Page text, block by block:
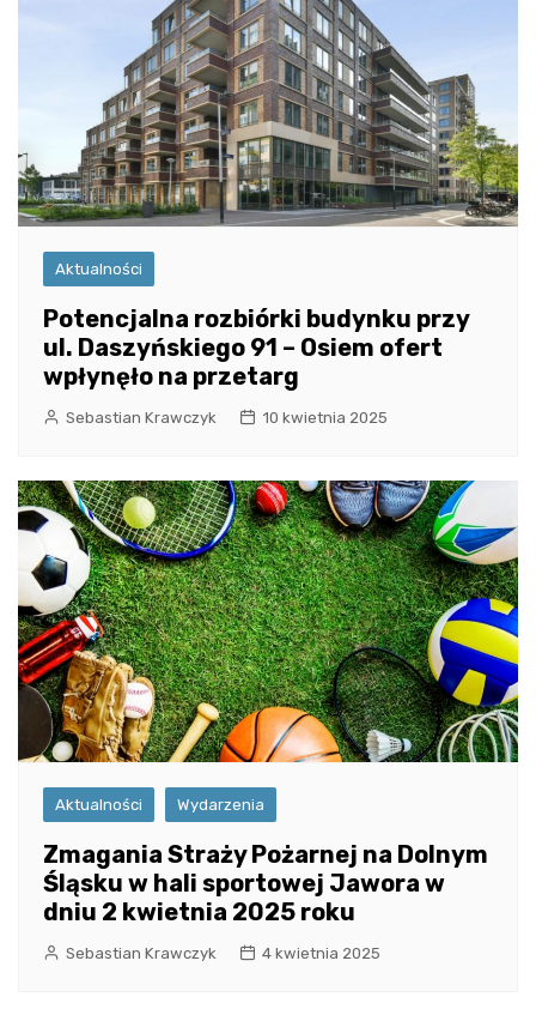
Aktualności
Potencjalna rozbiórki budynku przy
ul. Daszyńskiego 91 – Osiem ofert
wpłynęło na przetarg
Sebastian Krawczyk 10 kwietnia 2025
Aktualności Wydarzenia
Zmagania Straży Pożarnej na Dolnym
Śląsku w hali sportowej Jawora w
dniu 2 kwietnia 2025 roku
Sebastian Krawczyk 4 kwietnia 2025